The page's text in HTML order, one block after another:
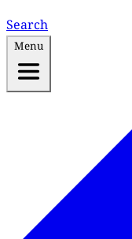
Search
Menu